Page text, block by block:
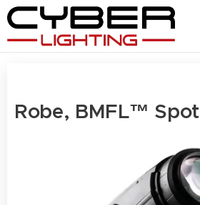
Robe, BMFL™ Spot